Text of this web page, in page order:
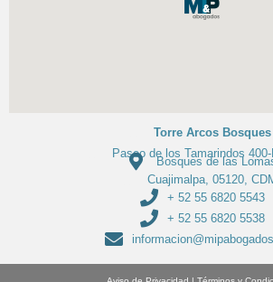
Torre Arcos Bosques
Paseo de los Tamarindos
Bosques de las
Cuajimalpa, 05120,
+ 52 55 6820 5543
+ 52 55 6820 5538